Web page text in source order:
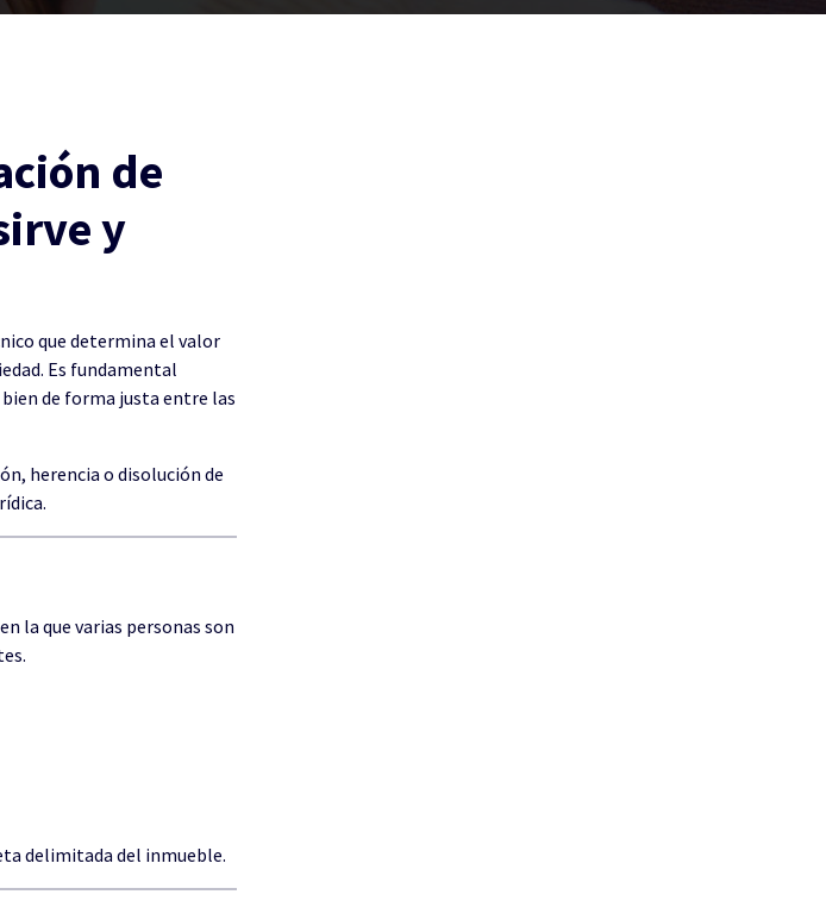
de
y
que determina el valor
Es fundamental
de forma justa entre las
herencia o disolución de
la que varias personas son
delimitada del inmueble.